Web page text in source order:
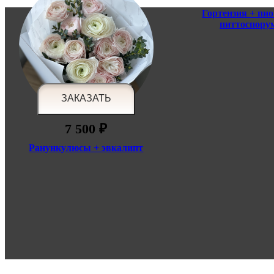
7 500 ₽
Ранункулюсы + эвкалипт
Гортензия +